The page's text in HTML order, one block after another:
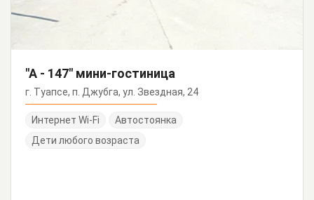
"А - 147" мини-гостиница
г. Туапсе, п. Джубга, ул. Звездная, 24
Интернет Wi-Fi
Автостоянка
Дети любого возраста